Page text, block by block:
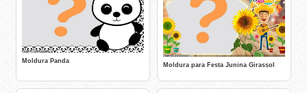
Moldura Panda
Moldura para Festa Junina Girassol